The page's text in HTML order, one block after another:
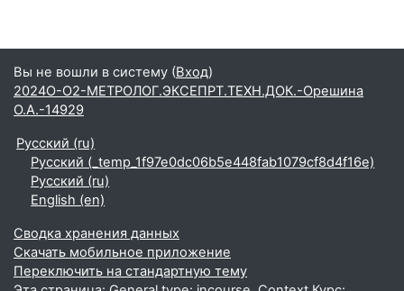
Вы не вошли в систему (Вход)
2024О-О2-МЕТРОЛОГ.ЭКСЕПРТ.ТЕХН.ДОК.-Орешина
О.А.-14929
Русский ‎(ru)‎
Русский ‎(_temp_1f97e0dc06b5e448fab1079cf8d4f16e)‎
Русский ‎(ru)‎
English ‎(en)‎
Сводка хранения данных
Скачать мобильное приложение
Переключить на стандартную тему